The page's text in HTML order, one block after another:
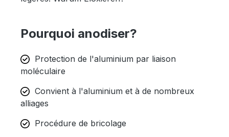
Pourquoi anodiser?
Protection de l'aluminium par liaison
moléculaire
Convient à l'aluminium et à de nombreux
alliages
Procédure de bricolage